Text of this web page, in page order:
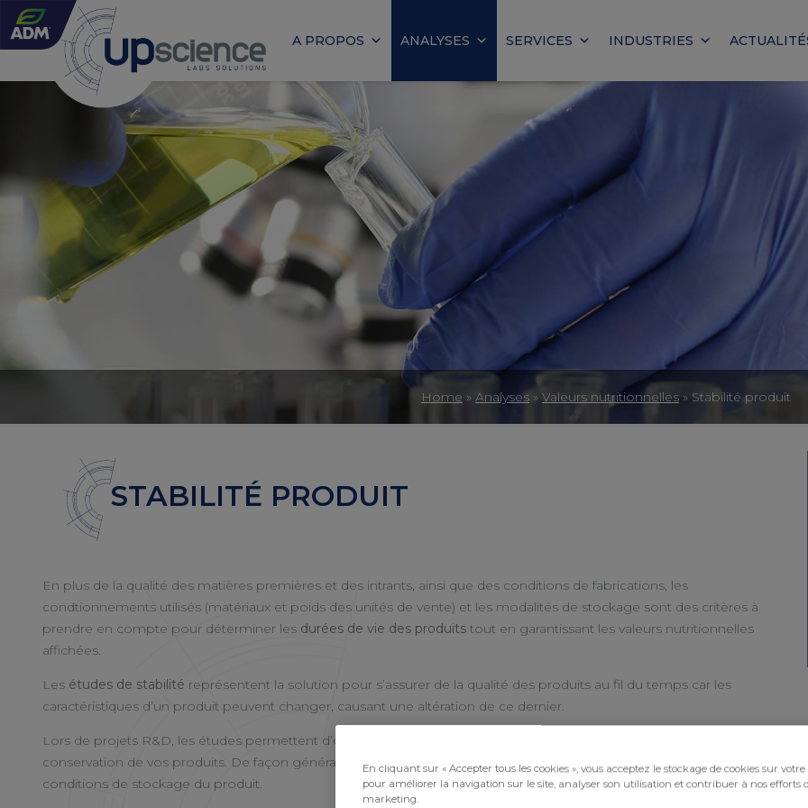
A PROPOS ANALYSES SERVICES INDUSTRIES
Home » Analyses » Valeurs nutritionnelles » Stabilité produit
STABILITÉ PRODUIT
En plus de la qualité des matières premières et des intrants, ainsi que des conditions de fabrications, les
condtionnements utilisés (matériaux et poids des unités de vente) et les modalités de stockage sont des critères à
prendre en compte pour déterminer les durées de vie des produits tout en garantissant les valeurs nutritionnelles
affichées.
Les études de stabilité représentent la solution pour s’assurer de la qualité des produits au fil du temps car les
caractéristiques d’un produit peuvent changer, causant une altération de ce dernier.
Lors de projets R&D, les études permettent d’évaluer un changement de formulation ou de process sur la
conservation de vos produits. De façon générale, les résultats aideront à la détermination de la durée de vie et des
conditions de stockage du produit.
En cliquant sur « Accepter tous les cookies », vous acceptez le stockage de cookies sur
pour améliorer la navigation sur le site, analyser son utilisation et contribuer à nos efforts
marketing.